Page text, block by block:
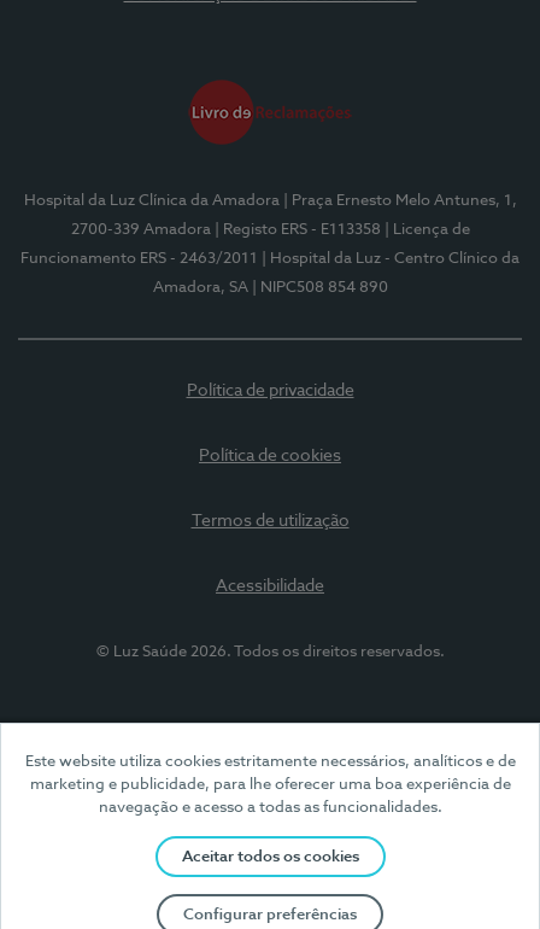
Este website utiliza cookies estritamente necessários, analíticos e de
marketing e publicidade, para lhe oferecer uma boa experiência de
navegação e acesso a todas as funcionalidades.
Aceitar todos os cookies
Configurar preferências
Hospital da Luz Clínica da Amadora
| Praça Ernesto Melo Antunes, 1,
2700-339 Amadora
| Registo ERS - E113358
| Licença de
Funcionamento ERS - 2463/2011
| Hospital da Luz - Centro Clínico da
Amadora, SA
| NIPC508 854 890
Política de privacidade
Política de cookies
Termos de utilização
Acessibilidade
© Luz Saúde 2026. Todos os direitos reservados.